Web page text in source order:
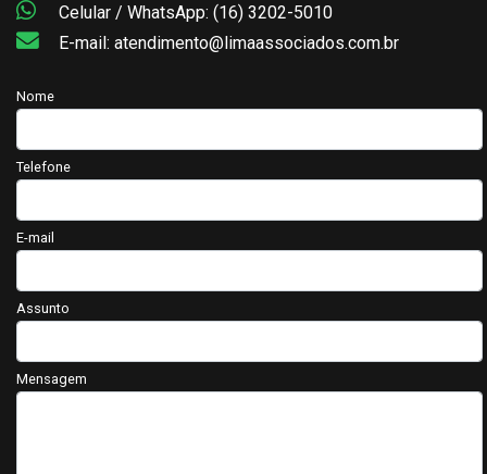
Celular / WhatsApp: (16) 3202-5010
E-mail: atendimento@limaassociados.com.br
Nome
Telefone
E-mail
Assunto
Mensagem